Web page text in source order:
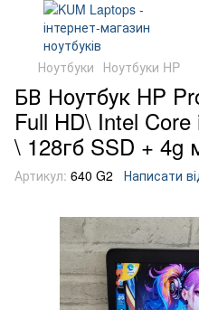
Ноутбуки Ноутбуки HP
БВ Ноутбук HP
Full HD\ Intel
\ 128гб SSD + 4g
Артикул: 640 G2 Написати